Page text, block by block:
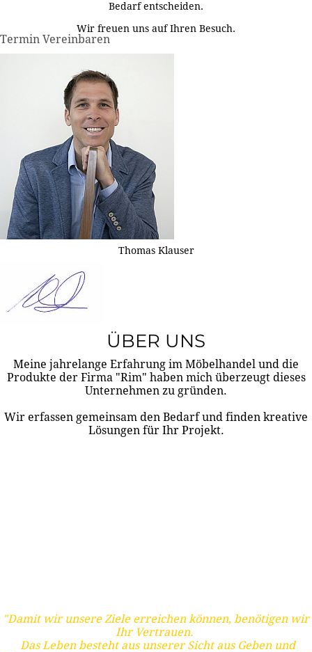
Bedarf entscheiden.
Wir freuen uns auf Ihren Besuch.
Termin Vereinbaren
Thomas Klauser
ÜBER UNS
Meine jahrelange Erfahrung im Möbelhandel und die
Produkte der Firma "Rim" haben mich überzeugt dieses
Unternehmen zu gründen.
Wir erfassen gemeinsam den Bedarf und finden kreative
Lösungen für Ihr Projekt.
"Damit wir unsere Ziele erreichen können, benötigen wir
Ihr Vertrauen.
Das Leben besteht aus unserer Sicht aus Geben und